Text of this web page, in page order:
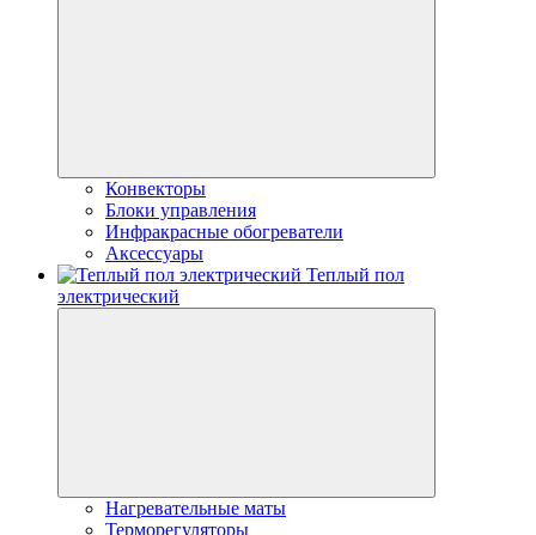
Конвекторы
Блоки управления
Инфракрасные обогреватели
Аксессуары
Теплый пол
электрический
Нагревательные маты
Терморегуляторы